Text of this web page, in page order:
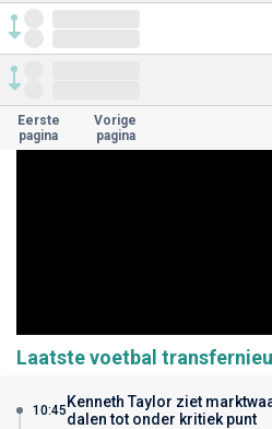
Eerste
pagina
Vorige
pagina
Laatste voetbal
10:45 Kenneth Taylor ziet
dalen tot onder kritiek punt